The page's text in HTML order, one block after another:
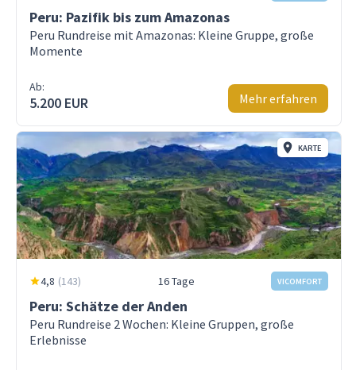
Peru: Pazifik bis zum Amazonas
Peru Rundreise mit Amazonas: Kleine Gruppe, große
Momente
Ab:
5.200 EUR Mehr erfahren
KARTE
4,8 (143) 16 Tage VICOMFORT
Peru: Schätze der Anden
Peru Rundreise 2 Wochen: Kleine Gruppen, große
Erlebnisse